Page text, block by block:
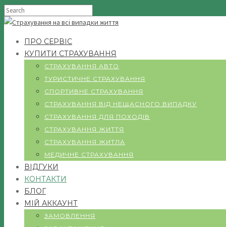
ПРО СЕРВІС
КУПИТИ СТРАХУВАННЯ
СТРАХУВАННЯ АВТО
ТУРИСТИЧНЕ СТРАХУВАННЯ
СПОРТИВНЕ СТРАХУВАННЯ
СТРАХУВАННЯ ВІД НЕЩАСНОГО ВИПАДКУ
СТРАХУВАННЯ ДЛЯ ПОХОДІВ
СТРАХУВАННЯ ЖИТТЯ
СТРАХУВАННЯ ЖИТЛА
МЕДИЧНЕ СТРАХУВАННЯ
ВІДГУКИ
КОНТАКТИ
БЛОГ
МІЙ АККАУНТ
ЗАМОВЛЕННЯ